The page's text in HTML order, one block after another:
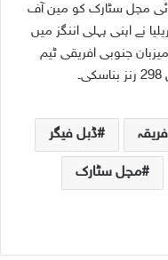
دکھائی مچل سٹارک کو مین آف
نے اپنی پہلی اننگز میں
بنائے جب کہ میزبان جنوبی افریقی ٹیم
ڈبل فیگر
مچل سٹارک